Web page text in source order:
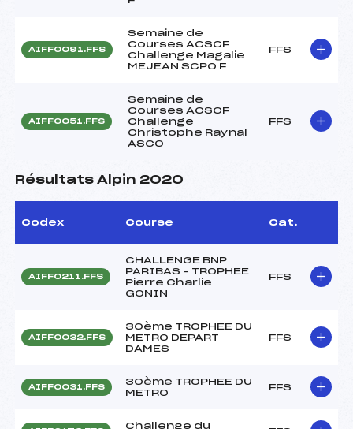
AIFF0091.FFS
Semaine de
Courses ACSCF
Challenge Magalie
MEJEAN SCPO F
FFS
AIFF0051.FFS
Semaine de
Courses ACSCF
Challenge
Christophe Raynal
ASCO
FFS
Résultats Alpin 2020
Codex Course Cat.
AIFF0211.FFS
CHALLENGE BNP
PARIBAS – TROPHEE
Pierre Charlie
GONIN
FFS
AIFF0032.FFS
30ème TROPHEE DU
METRO DEPART
DAMES
FFS
AIFF0031.FFS
30ème TROPHEE DU
METRO
FFS
Challenge du